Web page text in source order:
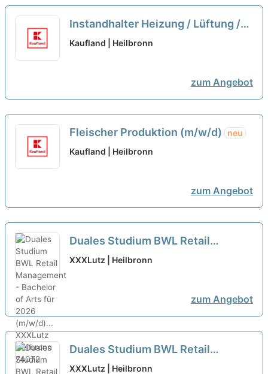
Instandhalter Heizung / Lüftung /
Sanitär (m/w/d)
Kaufland | Heilbronn
zum Angebot
Fleischer Produktion (m/w/d)
neu
Kaufland | Heilbronn
zum Angebot
Duales Studium BWL Retail
Management - Bachelor of Arts für
XXXLutz | Heilbronn
zum Angebot
Duales Studium BWL Retail
Management - Bachelor of Arts für
XXXLutz | Heilbronn